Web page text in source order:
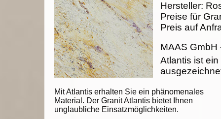
Mit Atlantis erhalten Sie ein phänomenales
Material. Der Granit Atlantis bietet Ihnen
unglaubliche Einsatzmöglichkeiten.
Hersteller:
Preise für
Preis auf
MAAS GmbH
Atlantis ist ein